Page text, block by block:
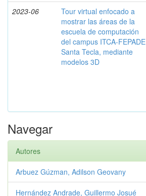
2023-06
Tour virtual enfocado a
mostrar las áreas de la
escuela de computación
del campus ITCA-FEPADE
Santa Tecla, mediante
modelos 3D
Navegar
Autores
Arbuez Gúzman, Adilson Geovany
Hernández Andrade, Guillermo Josué